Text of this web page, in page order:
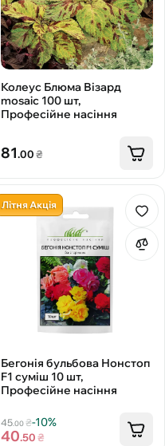
Колеус Блюма Візард
mosaic 100 шт,
Професійне насіння
81.00₴
Літня Акція
Бегонія бульбова Нонстоп
F1 суміш 10 шт,
Професійне насіння
45.00 ₴-10%
40.50₴